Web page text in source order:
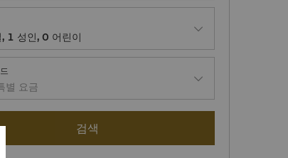
, 1 성인, 0 어린이
별 요금
검색